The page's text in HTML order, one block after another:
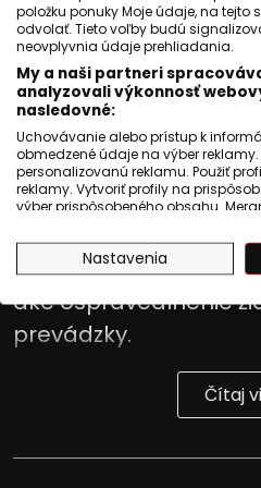
Publikované:04 august 2026,
Aktualizované
04 august 2026,
prečo Maroša Baloga
na kúpalisko,
kedy sa na dverách
klubových kartách,
čo Balog uviedol po
oznámenia,
aké ospravedlnenie
prevádzky.
Čítaj
položku ponuky Moje údaje, na tejto
odvolať. Tieto voľby budú
neovplyvnia údaje prehliadania.
My a naši partneri
analyzovali výkonnosť
nasledovné:
Uchovávanie alebo prístup k
obmedzené údaje na výber
personalizovanú reklamu. Použiť
reklamy. Vytvoriť profily na
výber prispôsobeného obsahu.
štatistík alebo spájania údajov z
zlepšovanie služieb. Použitie
obsahu.
USA.
Váš súhlas a zásady používania
túto webovú stránku/aplikáciu.
Zobraziť zoznam partnerov
Vaše údaje používame na
Nastavenia